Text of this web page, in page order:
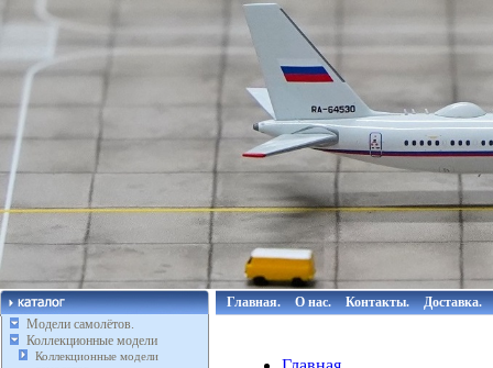
Модели самолётов.
Коллекционные модели
Коллекционные модели
Главная. О нас. Контакты. Доставка.